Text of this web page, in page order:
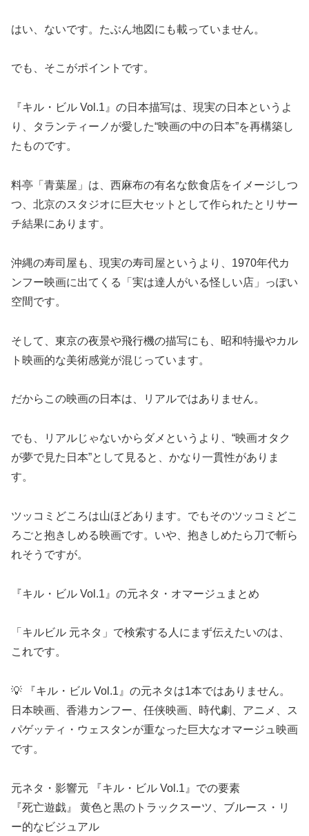
はい、ないです。たぶん地図にも載っていません。
でも、そこがポイントです。
『キル・ビル Vol.1』の日本描写は、現実の日本というよ
り、タランティーノが愛した“映画の中の日本”を再構築し
たものです。
料亭「青葉屋」は、西麻布の有名な飲食店をイメージしつ
つ、北京のスタジオに巨大セットとして作られたとリサー
チ結果にあります。
沖縄の寿司屋も、現実の寿司屋というより、1970年代カ
ンフー映画に出てくる「実は達人がいる怪しい店」っぽい
空間です。
そして、東京の夜景や飛行機の描写にも、昭和特撮やカル
ト映画的な美術感覚が混じっています。
だからこの映画の日本は、リアルではありません。
でも、リアルじゃないからダメというより、“映画オタク
が夢で見た日本”として見ると、かなり一貫性がありま
す。
ツッコミどころは山ほどあります。でもそのツッコミどこ
ろごと抱きしめる映画です。いや、抱きしめたら刀で斬ら
れそうですが。
『キル・ビル Vol.1』の元ネタ・オマージュまとめ
「キルビル 元ネタ」で検索する人にまず伝えたいのは、
これです。
💡 『キル・ビル Vol.1』の元ネタは1本ではありません。
日本映画、香港カンフー、任侠映画、時代劇、アニメ、ス
パゲッティ・ウェスタンが重なった巨大なオマージュ映画
です。
元ネタ・影響元 『キル・ビル Vol.1』での要素
『死亡遊戯』 黄色と黒のトラックスーツ、ブルース・リ
ー的なビジュアル